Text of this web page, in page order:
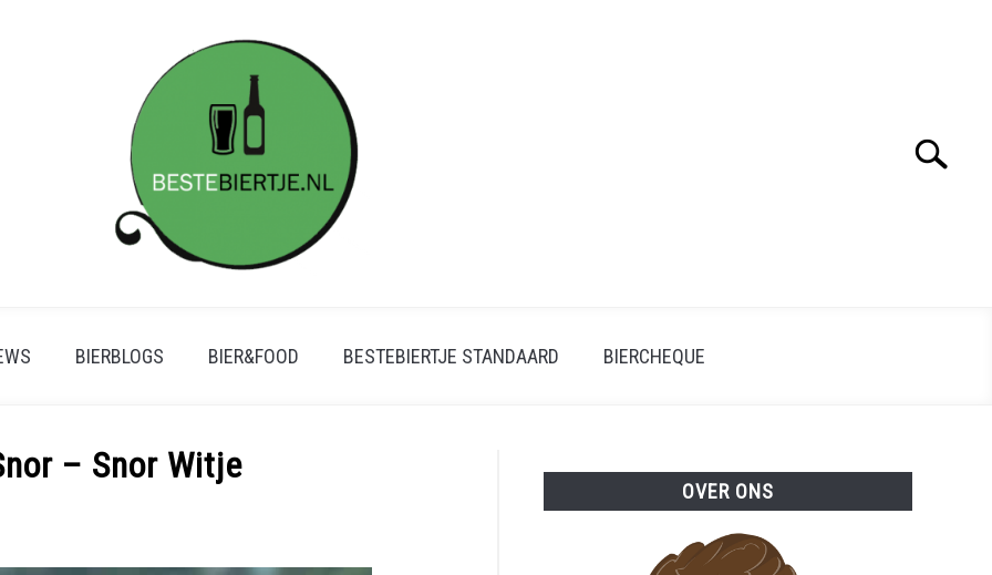
Search
BIERBLOGS BIER&FOOD BESTEBIERTJE STANDAARD BIERCHEQUE
– Snor Witje
OVER ONS